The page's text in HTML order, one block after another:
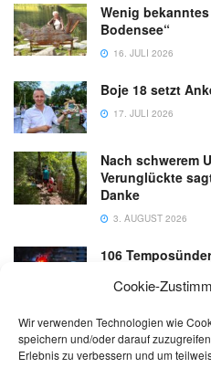
Cookie-
Wir verwenden Technologien wie
speichern und/oder darauf
Erlebnis zu verbessern und um
Wenig
Bodensee“
16. JULI 2026
Boje 18 setzt
17. JULI 2026
Nach schwerem
Verunglückte
Danke
3. AUGUST 2026
106